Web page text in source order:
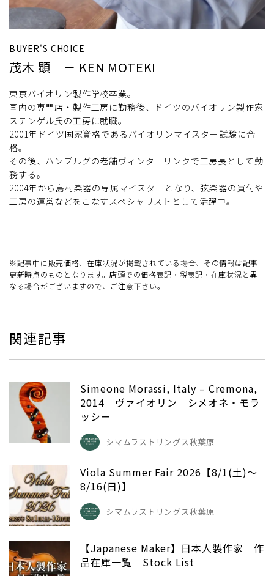
BUYER'S CHOICE
茂木 顕 － KEN MOTEKI
東京バイオリン製作学校卒業。
国内の専門店・製作工房に勤務後、ドイツのバイオリン製作家
ステンゲル氏の工房に就職。
2001年ドイツ国家資格であるバイオリンマイスター試験に合
格。
その後、ハンブルグの老舗ヴィンターリンクで工房長として勤
務する。
2004年から島村楽器の専属マイスターとなり、弦楽器の買付や
工房の運営などをこなすスペシャリストとして活躍中。
※記事中に販売価格、在庫状況が掲載されている場合、その情報は記事
更新時点のものとなります。店頭での価格表記・税表記・在庫状況と異
なる場合がございますので、ご注意下さい。
関連記事
Simeone Morassi, Italy – Cremona,
2014 ヴァイオリン シメオネ・モラ
ッシー
シマムラストリングス秋葉原
Viola Summer Fair 2026【8/1(土)～
8/16(日)】
シマムラストリングス秋葉原
【Japanese Maker】日本人製作家 作
品在庫一覧 Stock List